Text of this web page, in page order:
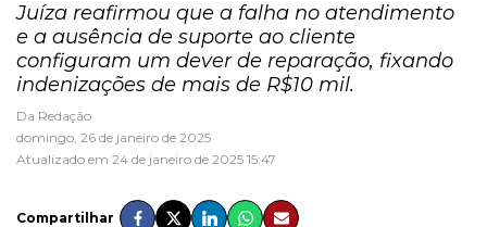
Juíza reafirmou que a falha no atendimento
e a ausência de suporte ao cliente
configuram um dever de reparação, fixando
indenizações de mais de R$10 mil.
Da Redação
domingo, 26 de janeiro de 2025
Atualizado em 24 de janeiro de 2025 15:47
Compartilhar